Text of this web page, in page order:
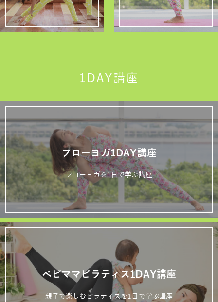
1DAY講座
フローヨガ1DAY講座
フローヨガを1日で学ぶ講座
ベビママピラティス1DAY講座
親子で楽しむピラティスを1日で学ぶ講座